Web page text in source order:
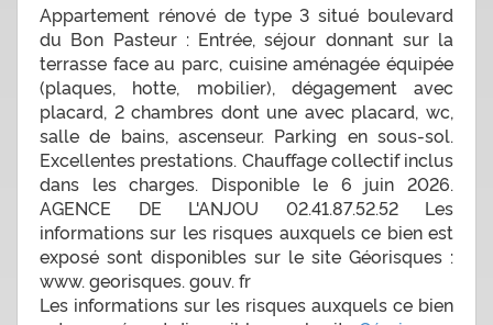
Appartement rénové de type 3 situé boulevard
du Bon Pasteur : Entrée, séjour donnant sur la
terrasse face au parc, cuisine aménagée équipée
(plaques, hotte, mobilier), dégagement avec
placard, 2 chambres dont une avec placard, wc,
salle de bains, ascenseur. Parking en sous-sol.
Excellentes prestations. Chauffage collectif inclus
dans les charges. Disponible le 6 juin 2026.
AGENCE DE L'ANJOU 02.41.87.52.52 Les
informations sur les risques auxquels ce bien est
exposé sont disponibles sur le site Géorisques :
www. georisques. gouv. fr
Les informations sur les risques auxquels ce bien